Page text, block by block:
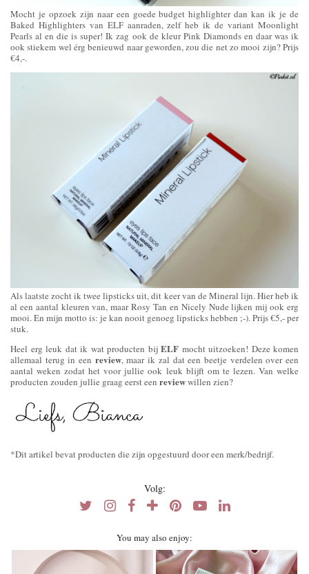
Mocht je opzoek zijn naar een goede budget highlighter dan kan ik je de
Baked Highlighters van ELF aanraden, zelf heb ik de variant Moonlight
Pearls al en die is super! Ik zag ook de kleur Pink Diamonds en daar was ik
ook stiekem wel érg benieuwd naar geworden, zou die net zo mooi zijn? Prijs
€4,-.
Als laatste zocht ik twee lipsticks uit, dit keer van de Mineral lijn. Hier heb ik
al een aantal kleuren van, maar Rosy Tan en Nicely Nude lijken mij ook erg
mooi. En mijn motto is: je kan nooit genoeg lipsticks hebben ;-). Prijs €5,- per
stuk.
Heel erg leuk dat ik wat producten bijELF mocht uitzoeken! Deze komen
allemaal terug in een review, maar ik zal dat een beetje verdelen over een
aantal weken zodat het voor jullie ook leuk blijft om te lezen. Van welke
producten zouden jullie graag eerst een reviewwillen zien?
*Dit artikel bevat producten die zijn opgestuurd door een merk/bedrijf.
Volg:
You may also enjoy: